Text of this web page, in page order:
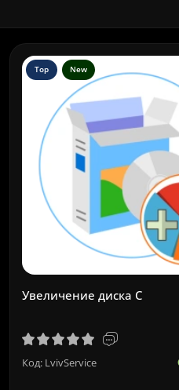
Top New
Увеличение диска C
Код: LvivService